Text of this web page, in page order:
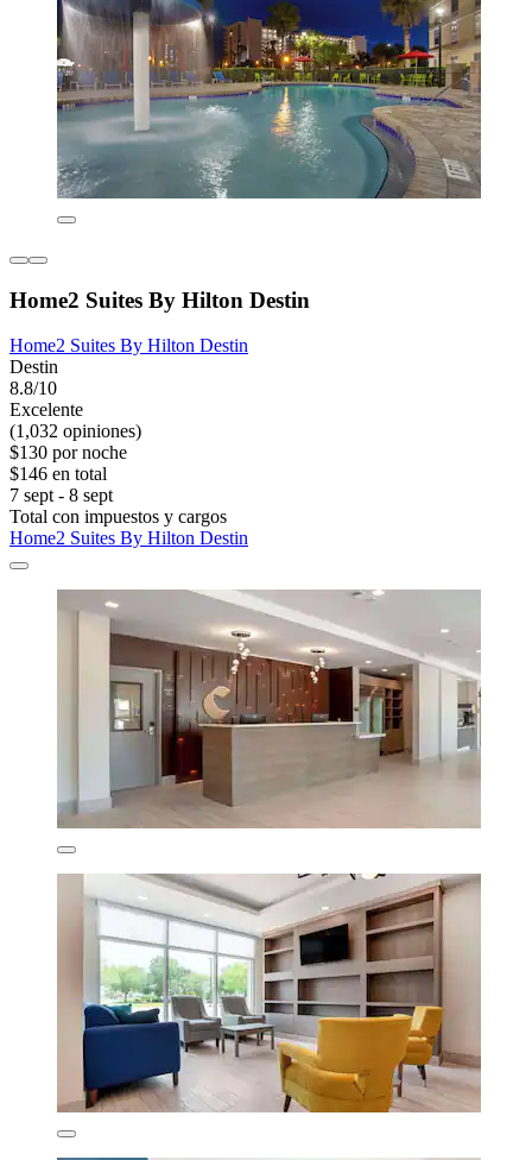
Home2 Suites By Hilton Destin
Home2 Suites By Hilton Destin
Destin
8.8/10
Excelente
(1,032 opiniones)
$130 por noche
$146 en total
7 sept - 8 sept
Total con impuestos y cargos
Home2 Suites By Hilton Destin